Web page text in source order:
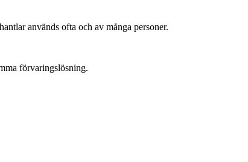
används ofta och av många personer.
förvaringslösning.